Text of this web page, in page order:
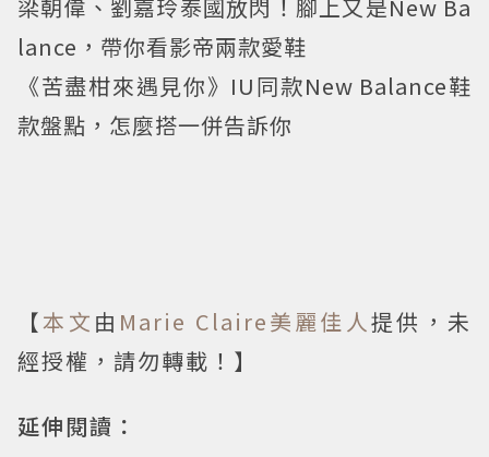
梁朝偉、劉嘉玲泰國放閃！腳上又是New Ba
lance，帶你看影帝兩款愛鞋
《苦盡柑來遇見你》IU同款New Balance鞋
款盤點，怎麼搭一併告訴你
【本文 由 Marie Claire美麗佳人提供，未
經授權，請勿轉載！】
延伸閱讀：